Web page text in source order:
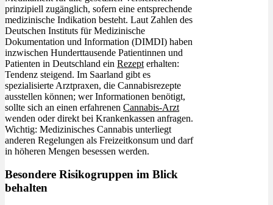
prinzipiell zugänglich, sofern eine entsprechende
medizinische Indikation besteht. Laut Zahlen des
Deutschen Instituts für Medizinische
Dokumentation und Information (DIMDI) haben
inzwischen Hunderttausende Patientinnen und
Patienten in Deutschland ein Rezept erhalten:
Tendenz steigend. Im Saarland gibt es
spezialisierte Arztpraxen, die Cannabisrezepte
ausstellen können; wer Informationen benötigt,
sollte sich an einen erfahrenen Cannabis-Arzt
wenden oder direkt bei Krankenkassen anfragen.
Wichtig: Medizinisches Cannabis unterliegt
anderen Regelungen als Freizeitkonsum und darf
in höheren Mengen besessen werden.
Besondere Risikogruppen im Blick
behalten